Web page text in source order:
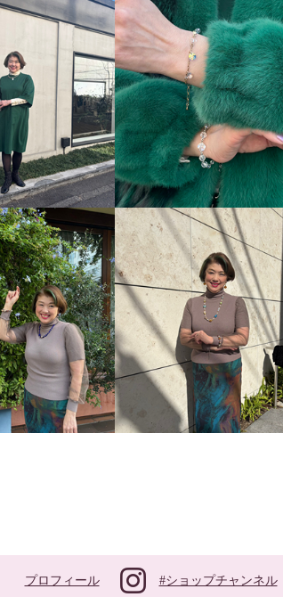
プロフィール #ショップチャンネル